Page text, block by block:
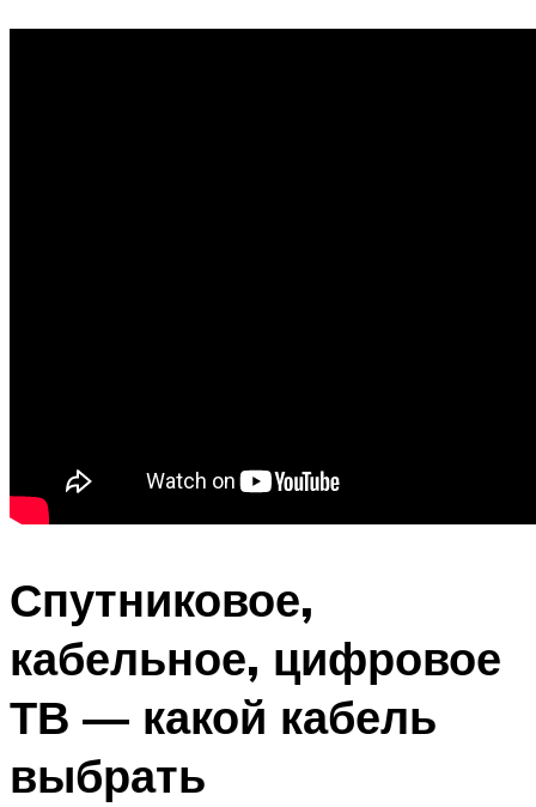
Спутниковое,
кабельное, цифровое
ТВ — какой кабель
выбрать